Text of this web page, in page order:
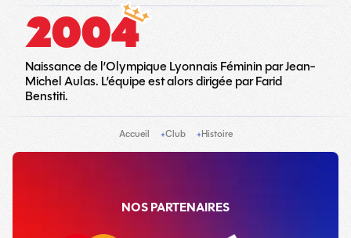
2004
Naissance de l’Olympique Lyonnais Féminin par Jean-
Michel Aulas. L’équipe est alors dirigée par Farid
Benstiti.
Accueil Club Histoire
NOS PARTENAIRES